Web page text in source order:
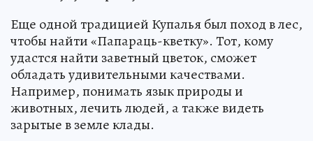
Еще одной традицией Купалья был поход в лес,
чтобы найти «Папараць-кветку». Тот, кому
удастся найти заветный цветок, сможет
обладать удивительными качествами.
Например, понимать язык природы и
животных, лечить людей, а также видеть
зарытые в земле клады.